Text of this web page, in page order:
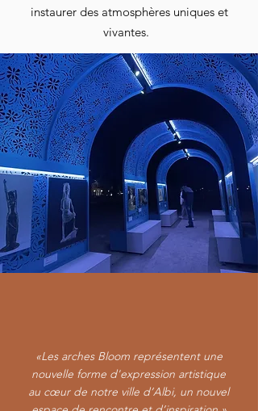
instaurer des atmosphères uniques et
vivantes.
«Les arches Bloom représentent une
nouvelle forme d'expression artistique
au cœur de notre ville d’Albi, un nouvel